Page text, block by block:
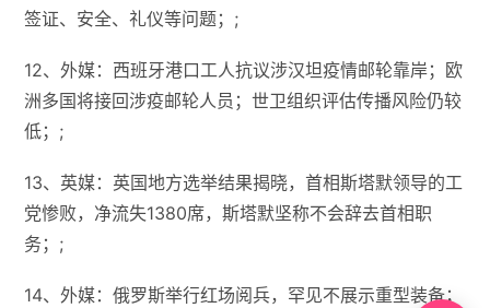
签证、安全、礼仪等问题；;
12、外媒：西班牙港口工人抗议涉汉坦疫情邮轮靠岸；欧
洲多国将接回涉疫邮轮人员；世卫组织评估传播风险仍较
低；;
13、英媒：英国地方选举结果揭晓，首相斯塔默领导的工
党惨败，净流失1380席，斯塔默坚称不会辞去首相职
务；;
14、外媒：俄罗斯举行红场阅兵，罕见不展示重型装备；